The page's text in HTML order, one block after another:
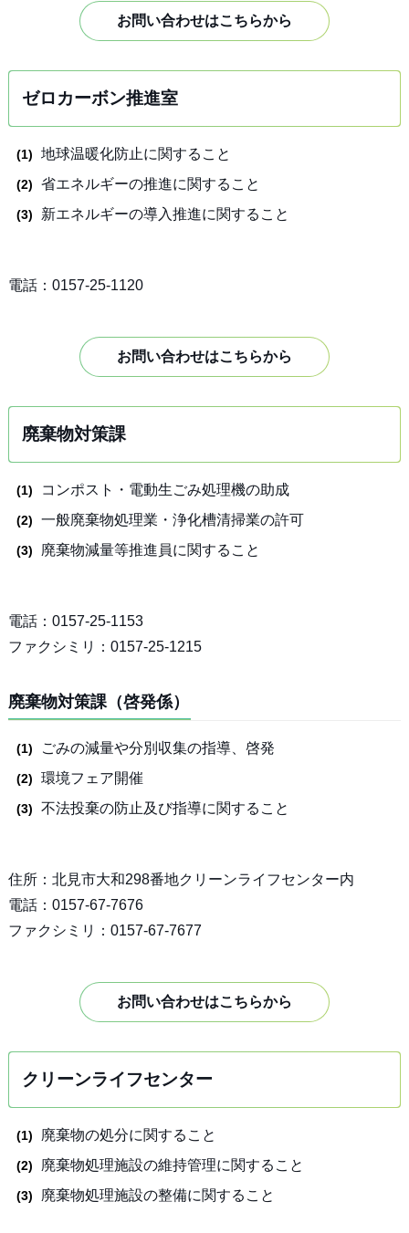
お問い合わせはこちらから
ゼロカーボン推進室
地球温暖化防止に関すること
省エネルギーの推進に関すること
新エネルギーの導入推進に関すること
電話：0157-25-1120
お問い合わせはこちらから
廃棄物対策課
コンポスト・電動生ごみ処理機の助成
一般廃棄物処理業・浄化槽清掃業の許可
廃棄物減量等推進員に関すること
電話：0157-25-1153
ファクシミリ：0157-25-1215
廃棄物対策課（啓発係）
ごみの減量や分別収集の指導、啓発
環境フェア開催
不法投棄の防止及び指導に関すること
住所：北見市大和298番地クリーンライフセンター内
電話：0157-67-7676
ファクシミリ：0157-67-7677
お問い合わせはこちらから
クリーンライフセンター
廃棄物の処分に関すること
廃棄物処理施設の維持管理に関すること
廃棄物処理施設の整備に関すること